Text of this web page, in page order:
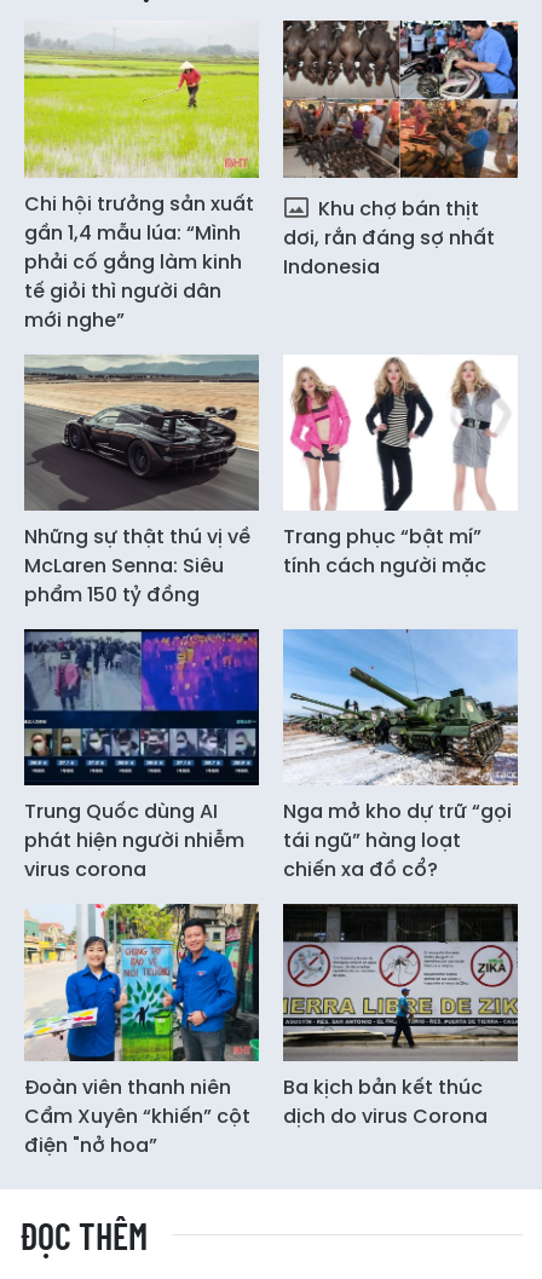
Chi hội trưởng sản xuất
gần 1,4 mẫu lúa: “Mình
phải cố gắng làm kinh
tế giỏi thì người dân
mới nghe”
Khu chợ bán thịt
dơi, rắn đáng sợ nhất
Indonesia
Những sự thật thú vị về
McLaren Senna: Siêu
phẩm 150 tỷ đồng
Trang phục “bật mí”
tính cách người mặc
Trung Quốc dùng AI
phát hiện người nhiễm
virus corona
Nga mở kho dự trữ “gọi
tái ngũ” hàng loạt
chiến xa đồ cổ?
Đoàn viên thanh niên
Cẩm Xuyên “khiến” cột
điện "nở hoa”
Ba kịch bản kết thúc
dịch do virus Corona
ĐỌC THÊM